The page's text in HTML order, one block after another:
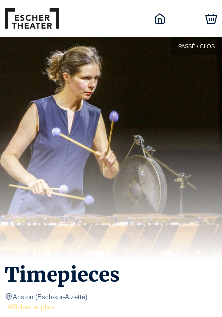
PASSÉ / CLOS
Timepieces
Ariston (Esch-sur-Alzette)
Afficher le plan